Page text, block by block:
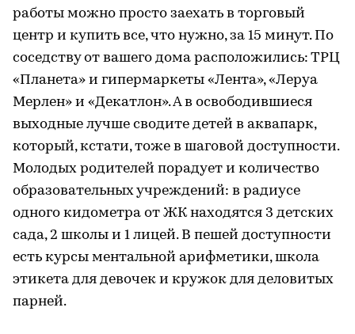
работы можно просто заехать в торговый
центр и купить все, что нужно, за 15 минут. По
соседству от вашего дома расположились: ТРЦ
«Планета» и гипермаркеты «Лента», «Леруа
Мерлен» и «Декатлон». А в освободившиеся
выходные лучше сводите детей в аквапарк,
который, кстати, тоже в шаговой доступности.
Молодых родителей порадует и количество
образовательных учреждений: в радиусе
одного кидометра от ЖК находятся 3 детских
сада, 2 школы и 1 лицей. В пешей доступности
есть курсы ментальной арифметики, школа
этикета для девочек и кружок для деловитых
парней.